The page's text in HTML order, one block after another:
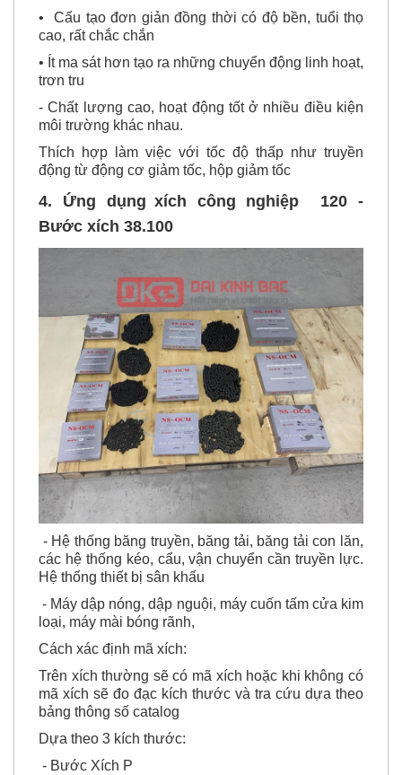
• Cấu tạo đơn giản đồng thời có độ bền, tuổi thọ
cao, rất chắc chắn
• Ít ma sát hơn tạo ra những chuyển động linh hoạt,
trơn tru
- Chất lượng cao, hoạt động tốt ở nhiều điều kiện
môi trường khác nhau.
Thích hợp làm việc với tốc độ thấp như truyền
động từ động cơ giảm tốc, hộp giảm tốc
4. Ứng dụng xích công nghiệp
120 -
Bước xích 38.100
- Hệ thống băng truyền, băng tải, băng tải con lăn,
các hệ thống kéo, cẩu, vận chuyển cần truyền lực.
Hệ thống thiết bị sân khấu
- Máy dập nóng, dập nguội, máy cuốn tấm cửa kim
loại, máy mài bóng rãnh,
Cách xác định mã xích:
Trên xích thường sẽ có mã xích hoặc khi không có
mã xích sẽ đo đạc kích thước và tra cứu dựa theo
bảng thông số catalog
Dựa theo 3 kích thước:
- Bước Xích P